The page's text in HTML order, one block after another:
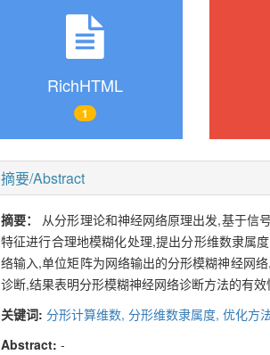
RichHTML
1
摘要/Abstract
摘要： 从分形理论和神经网络原理出发,基于信
特征进行合理地模糊化处理,提出分形维数隶属
络输入,单位矩阵为网络输出的分形模糊神经网
诊断,结果表明分形模糊神经网络诊断方法的有效
关键词: 分形计算维数, 分形维数隶属度, 优化方
Abstract: -